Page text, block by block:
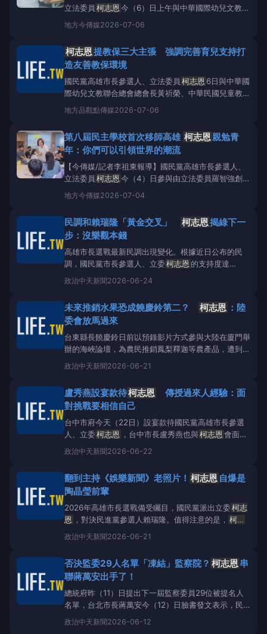
立法委員 柯志恩 今（6）日上午與中華國際幼兒文教聯
合總會總會長黃祈榮、中華民國兒童教保聯合總會總會
長蔣叔融、高雄市兒童教保協會理事長陳俊良，以及多
子化、融合教育及早療支持等議題交換意見，傾聽第一
線需求。
地方今傳媒2026-07-06
柯志恩提教保三大主張 強調完善育兒支持打
造友善教保環境
國民黨高雄市長參選人、立法委員 柯志恩 6日與中華國
際幼兒文教聯合總會總會長黃祈榮、中華民國兒童教保
聯合總會總會長蔣叔融、高雄市兒童教保協會理事長陳
俊良及多位教保界代表舉行座談，針對幼兒教育、教保
換意見，傾聽第一線教保人員心聲，並提出三大政策方
向，盼
地方品觀點傳媒2026-07-06
第八屆民主學校首次移師高雄 柯志恩親勉青
年：你們可以引領世界的潮流
【今傳媒/記者李祖東報導】國民黨高雄市長參選人、
立法委員 柯志恩 今（4）日參與由立法委員羅智強創辦
的青年政治培訓活動「民主學校」第八屆課程，
恩
現場與青年學員交流，分享自身投入公共事務歷
一步，「你可以輸，但不可以怕。」「民主學校」自
2023年3月
地方今傳媒2026-07-04
民調和賴瑞隆「黃金交叉」 柯志恩揭綠下一
步：沒樂觀本錢
高雄市長選戰最新民調出現變化。根據近日公布的民
調，國民黨市長參選人、立委柯志恩 的支持度達
46.8%，民進黨市長參選人賴瑞隆則為42%，兩人支
持度呈現「黃金交叉」。對於這項民調結果，
與否都只能反映階段性的趨勢，國民黨在長期「綠大於
藍」的高雄政治結構
政治中天新聞 2026-06-24
未來推銷水果恐成饒慶鈴第二？ 柯志恩 ：陸
委會放馬過來
台東縣長饒慶鈴日前以預錄影片方式參與大陸在廈門舉
辦的海峽論壇，為農民推銷鳳梨釋迦等農產品，遭到陸
委會要求內政部依《兩岸關係條例》查處。前立委郭正
亮點名
柯志恩
天新聞)國民黨台東縣長饒慶鈴傳出遭陸委會要求查
處，前立委郭正亮
政治中天新聞 2026-06-21
盧秀燕設宴款待柯志恩
傳授過來人經驗：面
對挑戰要相信自己
台中市府今天（22日）設宴款待國民黨高雄市長參選
人、立委柯志恩 ，台中市長盧秀燕也與柯志恩 會面，
暢談城市治理經驗。
對挑戰時，最重要的是相信自己，「我會記在心裡，繼
（圖／翻攝 柯志恩臉書） 柯志恩表示，今天從台北回
高雄的路上，順道到台中
政治中天新聞 2026-06-22
翻到主持《娛樂新聞》老照片！ 柯志恩 自爆是
陶晶瑩前輩
2026年高雄市長選戰備受矚目，國民黨派出立委柯志
恩
，對決民進黨參選人賴瑞隆。值得注意的是， 柯志
過去曾主持過旅遊綜藝節目，她今天秀出一張老照
片，並提到自己多年前曾擔任電視節目《娛樂新聞》的
自己多年前擔任電視節目《娛樂新聞》主播時期的老照
片。（圖／翻攝柯
政治中天新聞 2026-06-21
否決監委29人名單「凍結」監察院？ 柯志恩串
聯蔣萬安出手了！
總統府昨（11）日提出下一屆監察委員29位被提名人
名單，台北市長蔣萬安今（12）日臉書發文表示，民
眾質疑監察院已成政黨鬥爭打手，建議否決名單凍結監
院，再修憲廢除監院。國民黨高雄市長參選人、立委
政治中天新聞 2026-06-12